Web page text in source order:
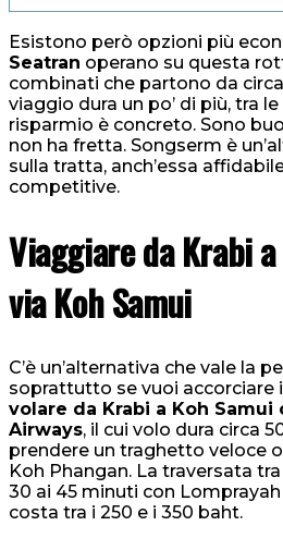
Esistono però opzioni più
Seatran operano su questa
combinati che partono da
viaggio dura un po’ di più, tra
risparmio è concreto. Sono
non ha fretta. Songserm è
sulla tratta, anch’essa
competitive.
Viaggiare da Krabi
via Koh Samui
C’è un’alternativa che vale la
soprattutto se vuoi accorciare
volare da Krabi a Koh Samui
Airways, il cui volo dura circa
prendere un traghetto veloce
Koh Phangan. La traversata
30 ai 45 minuti con
costa tra i 250 e i 350 baht.